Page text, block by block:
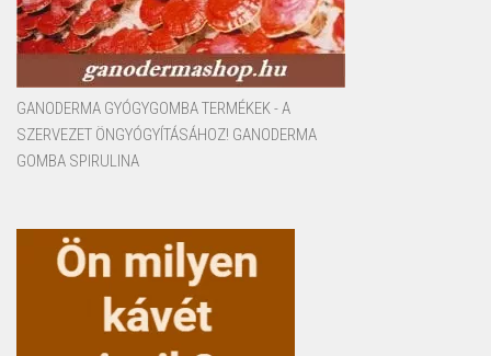
GANODERMA GYÓGYGOMBA TERMÉKEK - A
SZERVEZET ÖNGYÓGYÍTÁSÁHOZ! GANODERMA
GOMBA SPIRULINA